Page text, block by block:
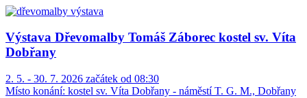
Výstava Dřevomalby Tomáš Záborec kostel sv. Víta
Dobřany
2. 5. - 30. 7. 2026 začátek od 08:30
Místo konání: kostel sv. Víta Dobřany - náměstí T. G. M., Dobřany